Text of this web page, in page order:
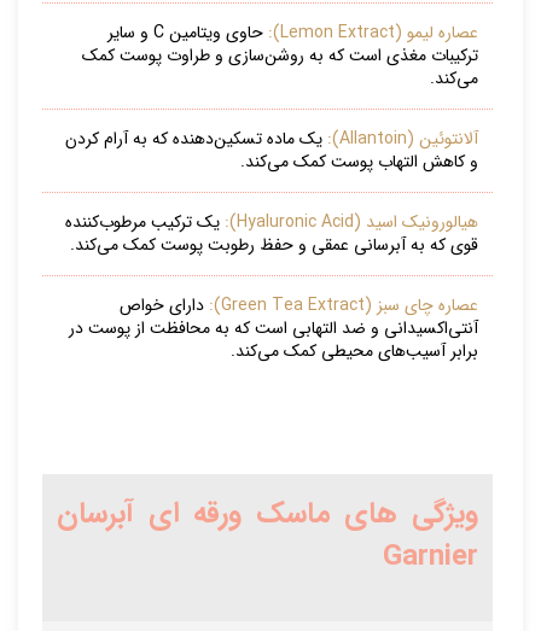
عصاره لیمو (Lemon Extract):
حاوی ویتامین C و سایر
ترکیبات مغذی است که به روشن‌سازی و طراوت پوست کمک
می‌کند.
آلانتوئین (Allantoin):
یک ماده تسکین‌دهنده که به آرام کردن
و کاهش التهاب پوست کمک می‌کند.
هیالورونیک اسید (Hyaluronic Acid):
یک ترکیب مرطوب‌کننده
قوی که به آبرسانی عمقی و حفظ رطوبت پوست کمک می‌کند.
عصاره چای سبز (Green Tea Extract):
دارای خواص
آنتی‌اکسیدانی و ضد التهابی است که به محافظت از پوست در
برابر آسیب‌های محیطی کمک می‌کند.
ویژگی های ماسک ورقه ای آبرسان
Garnier